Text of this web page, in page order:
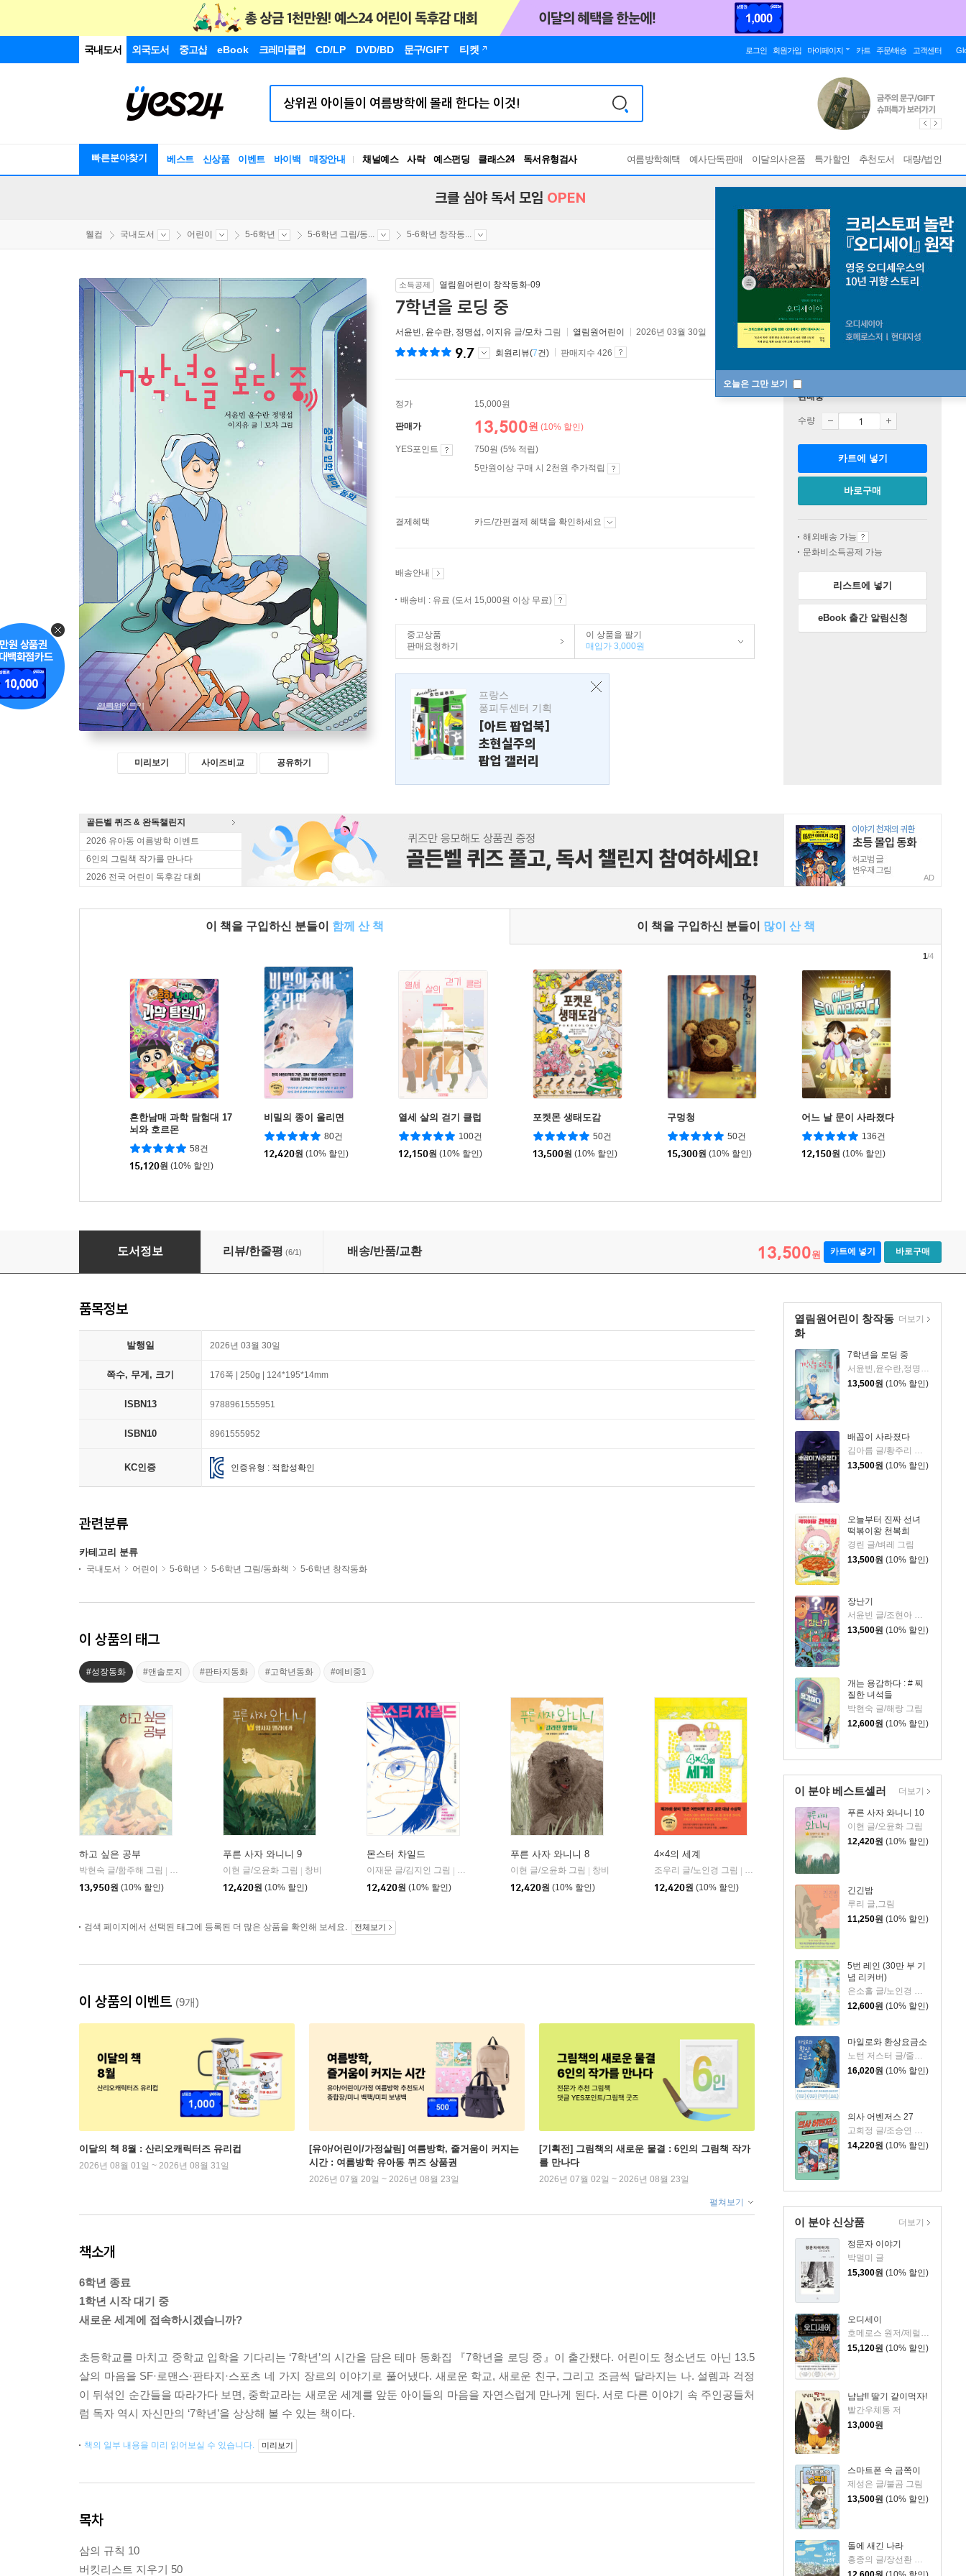
국내도서 외국도서 중고샵 eBook 크레마클럽 CD/LP DVD/BD 문구/GIFT 티켓 로그인 회원가입 마이페이지 카트 주문/배송 고객센터
빠른분야찾기 베스트 신상품 이벤트 바이백 매장안내 채널예스 사락 예스펀딩 클래스24
RBTI Lab
독서유형검사
여름방학혜택 예사단독판매 이달의사은품 특가할인 추천도서 대량/법인
오늘은 그만 보기
크클 심야 독서 모임 OPEN
웰컴 국내도서 어린이 5-6학년 5-6학년 그림/동... 5-6학년 창작동...
미리보기 사이즈비교 공유하기
소득공제 열림원어린이 창작동화-09
7학년을 로딩 중
서윤빈 , 윤수란, 정명섭 , 이지유 글/모차 그림 열림원어린이 2026년 03월 30일
9.7 회원리뷰(7건) 판매지수 426
정가 15,000원
판매가 13,500원 (10% 할인)
YES포인트
750원 (5% 적립)
5만원이상 구매 시 2천원 추가적립
결제혜택 카드/간편결제 혜택을 확인하세요
배송안내
배송비 : 유료 (도서 15,000원 이상 무료)
중고상품
판매요청하기
이 상품을 팔기
매입가 3,000원
프랑스
퐁피두센터 기획
[아트 팝업북]
초현실주의
팝업 갤러리
판매중
수량
카트에 넣기
바로구매
해외배송 가능
문화비소득공제 가능
리스트에 넣기
eBook 출간 알림신청
골든벨 퀴즈 & 완독챌린지
2026 유아동 여름방학 이벤트
6인의 그림책 작가를 만나다
2026 전국 어린이 독후감 대회
AD
이 책을 구입하신 분들이 함께 산 책 이 책을 구입하신 분들이 많이 산 책
흔한남매 과학 탐험대 17
뇌와 호르몬
58건
15,120원 (10% 할인)
비밀의 종이 울리면
80건
12,420원 (10% 할인)
열세 살의 걷기 클럽
100건
12,150원 (10% 할인)
포켓몬 생태도감
50건
13,500원 (10% 할인)
구멍청
50건
15,300원 (10% 할인)
어느 날 문이 사라졌다
136건
12,150원 (10% 할인)
1/4
7학년을 로딩 중
도서정보 리뷰/한줄평 (6/1) 배송/반품/교환 13,500원 카트에 넣기 바로구매
열림원어린이 창작동
화
7학년을 로딩 중
서윤빈,윤수란,정명섭,이지유 글/모차 그림
13,500원 (10% 할인)
배꼽이 사라졌다
김아름 글/황주리 그림
13,500원 (10% 할인)
오늘부터 진짜 선녀
떡볶이왕 천복희
경린 글/벼레 그림
13,500원 (10% 할인)
장난기
서윤빈 글/조현아 그림
13,500원 (10% 할인)
개는 용감하다 : # 찌
질한 녀석들
박현숙 글/해랑 그림
12,600원 (10% 할인)
더보기
이 분야 베스트셀러
푸른 사자 와니니 10
이현 글/오윤화 그림
12,420원 (10% 할인)
긴긴밤
루리 글,그림
11,250원 (10% 할인)
5번 레인 (30만 부 기
념 리커버)
은소홀 글/노인경 그림
12,600원 (10% 할인)
마일로와 환상요금소
노턴 저스터 글/줄스 파이퍼 그림/김난령 역
16,020원 (10% 할인)
의사 어벤저스 27
고희정 글/조승연 그림/류정민 감수
14,220원 (10% 할인)
더보기
이 분야 신상품
정문자 이야기
박멀미 글
15,300원 (10% 할인)
오디세이
15,120원 (10% 할인)
냠냠!! 딸기 같이먹자!
빨간우체통 저
13,000원
스마트폰 속 금쪽이
제성은 글/불곰 그림
13,500원 (10% 할인)
돌에 새긴 나라
홍종의 글/장선환 그림
더보기
품목정보
발행일 2026년 03월 30일
쪽수, 무게, 크기 176쪽 | 250g | 124*195*14mm
ISBN13 9788961555951
ISBN10 8961555952
KC인증 인증유형 : 적합성확인
관련분류
카테고리 분류
국내도서 어린이 5-6학년 5-6학년 그림/동화책 5-6학년 창작동화
이 상품의 태그
#성장동화 #앤솔로지 #판타지동화 #고학년동화 #예비중1
하고 싶은 공부
박현숙 글/함주해 그림
김영사
13,950원 (10% 할인)
푸른 사자 와니니 9
이현 글/오윤화 그림
창비
12,420원 (10% 할인)
몬스터 차일드
이재문 글/김지인 그림
사계절
12,420원 (10% 할인)
푸른 사자 와니니 8
이현 글/오윤화 그림
창비
12,420원 (10% 할인)
4×4의 세계
조우리 글/노인경 그림
창비
12,420원 (10% 할인)
검색 페이지에서 선택된 태그에 등록된 더 많은 상품을 확인해 보세요. 전체보기
이 상품의 이벤트 (9개)
이달의 책 8월 : 산리오캐릭터즈 유리컵
2026년 08월 01일 ~ 2026년 08월 31일
[유아/어린이/가정살림] 여름방학, 줄거움이 커지는
시간 : 여름방학 유아동 퀴즈 상품권
2026년 07월 20일 ~ 2026년 08월 23일
[기획전] 그림책의 새로운 물결 : 6인의 그림책 작가
를 만나다
2026년 07월 02일 ~ 2026년 08월 23일
펼쳐보기
책소개
6학년 종료
1학년 시작 대기 중
새로운 세계에 접속하시겠습니까?
초등학교를 마치고 중학교 입학을 기다리는 ‘7학년’의 시간을 담은 테마 동화집 『7학년을 로딩 중』이 출간됐다. 어린이도 청소년도 아닌 13.5
살의 마음을 SF·로맨스·판타지·스포츠 네 가지 장르의 이야기로 풀어냈다. 새로운 학교, 새로운 친구, 그리고 조금씩 달라지는 나. 설렘과 걱정
이 뒤섞인 순간들을 따라가다 보면, 중학교라는 새로운 세계를 앞둔 아이들의 마음을 자연스럽게 만나게 된다. 서로 다른 이야기 속 주인공들처
럼 독자 역시 자신만의 ‘7학년’을 상상해 볼 수 있는 책이다.
책의 일부 내용을 미리 읽어보실 수 있습니다. 미리보기
목차
삼의 규칙 10
버킷리스트 지우기 50